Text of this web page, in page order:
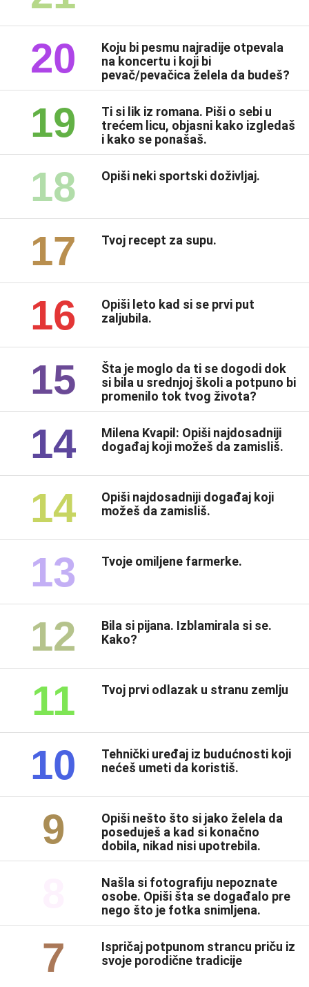
20
Koju bi pesmu najradije otpevala
na koncertu i koji bi
pevač/pevačica želela da budeš?
19
Ti si lik iz romana. Piši o sebi u
trećem licu, objasni kako izgledaš
i kako se ponašaš.
18 Opiši neki sportski doživljaj.
17 Tvoj recept za supu.
16
Opiši leto kad si se prvi put
zaljubila.
15
Šta je moglo da ti se dogodi dok
si bila u srednjoj školi a potpuno bi
promenilo tok tvog života?
14
Milena Kvapil: Opiši najdosadniji
događaj koji možeš da zamisliš.
14
Opiši najdosadniji događaj koji
možeš da zamisliš.
13 Tvoje omiljene farmerke.
12
Bila si pijana. Izblamirala si se.
Kako?
11 Tvoj prvi odlazak u stranu zemlju
10
Tehnički uređaj iz budućnosti koji
nećeš umeti da koristiš.
9
Opiši nešto što si jako želela da
poseduješ a kad si konačno
dobila, nikad nisi upotrebila.
Našla si fotografiju nepoznate
osobe. Opiši šta se događalo pre
nego što je fotka snimljena.
7
Ispričaj potpunom strancu priču iz
svoje porodične tradicije